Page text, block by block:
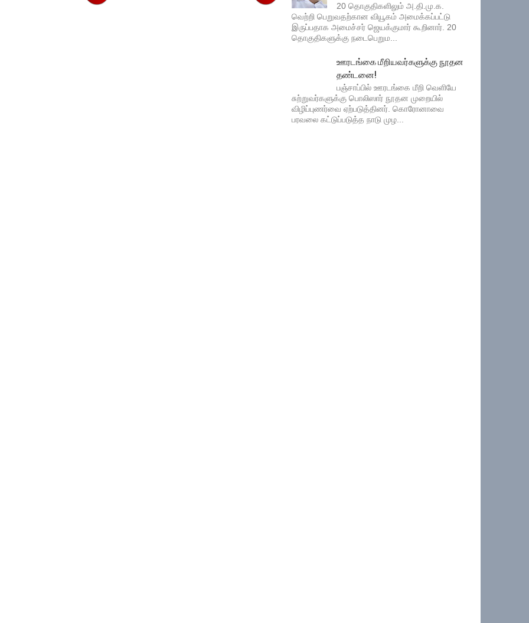
20 தொகுதிகளிலும் அ.தி.மு.க.
வெற்றி பெறுவதற்கான வியூகம் அமைக்கப்பட்டு
இருப்பதாக அமைச்சர் ஜெயக்குமார் கூறினார். 20
தொகுதிகளுக்கு நடைபெறும...
ஊரடங்கை மீறியவர்களுக்கு நூதன
தண்டனை!
பஞ்சாப்பில் ஊரடங்கை மீறி வெளியே
சுற்றுவர்களுக்கு பொலிஸார் நூதன முறையில்
விழிப்புணர்வை ஏற்படுத்தினர். கொரோனாவை
பரவலை கட்டுப்படுத்த நாடு முழ...